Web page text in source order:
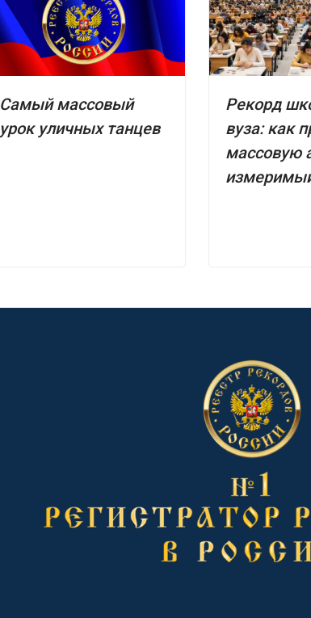
Самый массовый
урок уличных танцев
Рекорд
вуза: как
массовую